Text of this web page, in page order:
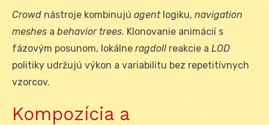
Crowd nástroje kombinujú agentlogiku, navigation
meshes a behavior trees. Klonovanie animácií s
fázovým posunom, lokálne ragdoll reakcie a LOD
politiky udržujú výkon a variabilitu bez repetitívnych
vzorcov.
Kompozícia a